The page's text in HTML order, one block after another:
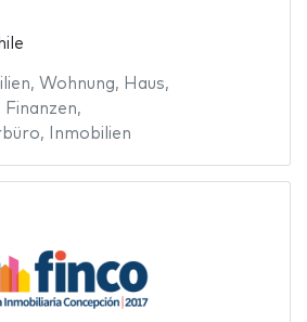
, Wohnung, Haus,
Finanzen,
, Inmobilien